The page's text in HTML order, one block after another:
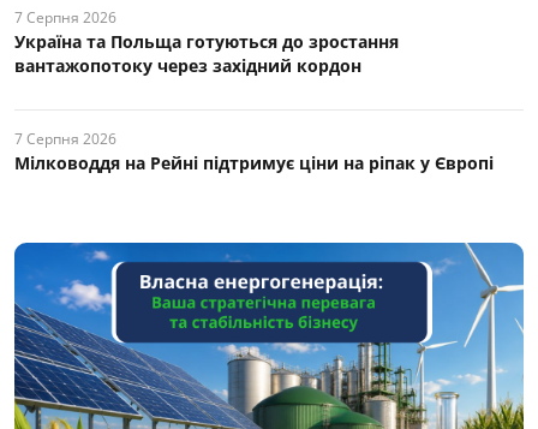
7 Серпня 2026
Україна та Польща готуються до зростання
вантажопотоку через західний кордон
7 Серпня 2026
Мілководдя на Рейні підтримує ціни на ріпак у Європі